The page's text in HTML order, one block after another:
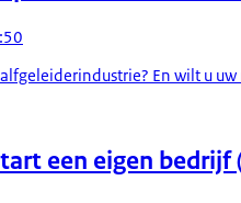
En wilt u
een eigen bedrijf